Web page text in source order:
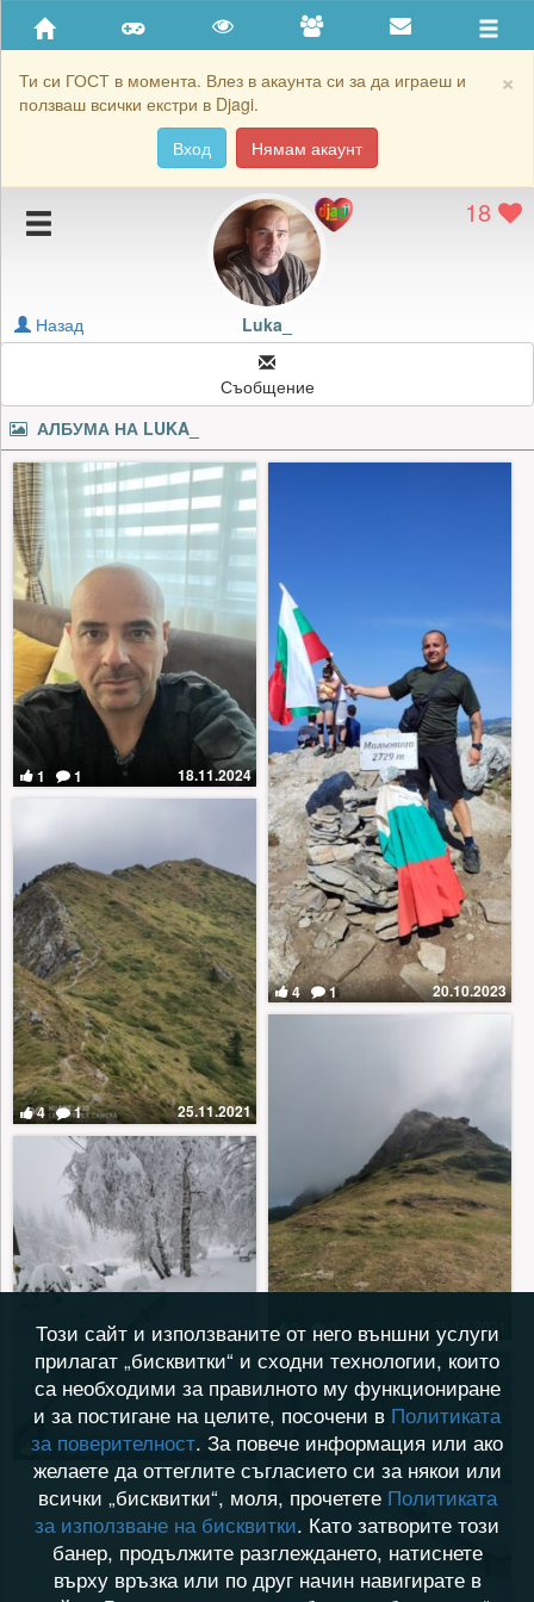
×
Ти си ГОСТ в момента. Влез в акаунта си за да играеш и
ползваш всички екстри в Djagi.
Вход
Нямам акаунт
Приятели
Хронология на игри
Подаръците на Luka_
Блокирай Luka_
18
Luka_
Назад
Съобщение
АЛБУМА НА LUKA_
1 1 18.11.2024
4 1 20.10.2023
4 1 25.11.2021
2 0 25.11.2021
11 3 04.04.2020
Този сайт и използваните от него външни услуги
прилагат „бисквитки“ и сходни технологии, които
са необходими за правилното му функциониране
и за постигане на целите, посочени в Политиката
за поверителност. За повече информация или ако
желаете да оттеглите съгласието си за някои или
всички „бисквитки“, моля, прочетете Политиката
за използване на бисквитки. Като затворите този
банер, продължите разглеждането, натиснете
върху връзка или по друг начин навигирате в